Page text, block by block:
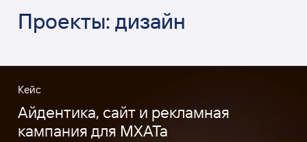
Проекты: дизайн
Кейс
Айдентика, сайт и рекламная
кампания для МХАТа